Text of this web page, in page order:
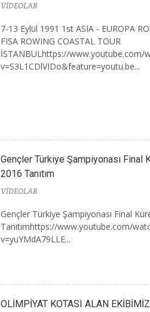
VİDEOLAR
7-13 Eylül 1991 1st ASIA - EUROPA
FISA ROWING COASTAL TOUR
İSTANBULhttps://www.youtube.com/
v=S3L1CDlVIDo&feature=youtu.be...
Gençler Türkiye Şampiyonası Final
2016 Tanıtım
VİDEOLAR
Gençler Türkiye Şampiyonası Final
Tanıtımhttps://www.youtube.com/
v=yuYMdA79LLE...
OLİMPİYAT KOTASI ALAN EKİBİMİZ